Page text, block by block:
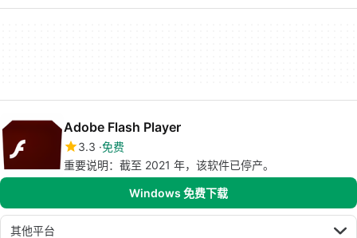
Adobe Flash Player
3.3 免费
重要说明：截至 2021 年，该软件已停产。
Windows 免费下载
其他平台